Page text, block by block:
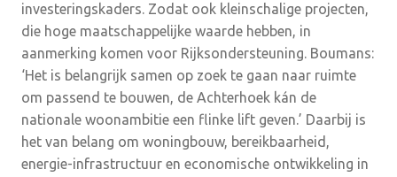
investeringskaders. Zodat ook kleinschalige projecten,
die hoge maatschappelijke waarde hebben, in
aanmerking komen voor Rijksondersteuning. Boumans:
‘Het is belangrijk samen op zoek te gaan naar ruimte
om passend te bouwen, de Achterhoek kán de
nationale woonambitie een flinke lift geven.’ Daarbij is
het van belang om woningbouw, bereikbaarheid,
energie-infrastructuur en economische ontwikkeling in